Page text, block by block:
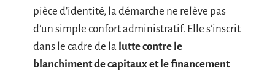
pièce d’identité, la démarche ne relève pas
d’un simple confort administratif. Elle s’inscrit
dans le cadre de la lutte contre le
blanchiment de capitaux et le financement